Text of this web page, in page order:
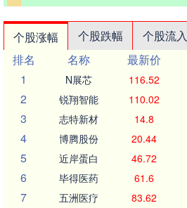
个股涨幅 个股跌幅 个股流入
排名
名称 最新价
1
N展芯 116.52
2 锐翔智能 110.02
3 志特新材 14.8
4 博腾股份 20.44
5 近岸蛋白 46.72
6 毕得医药 61.6
7 五洲医疗 83.62